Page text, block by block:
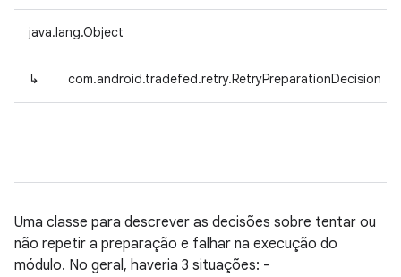
java.lang.Object
↳ com.android.tradefed.retry.RetryPreparationDecision
Uma classe para descrever as decisões sobre tentar ou
não repetir a preparação e falhar na execução do
módulo. No geral, haveria 3 situações: -